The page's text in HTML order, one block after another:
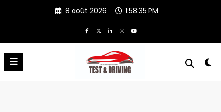
8 août 2026 1:58:36 PM